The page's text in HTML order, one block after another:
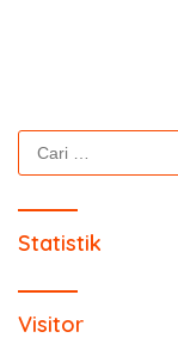
Cari
untuk:
Statistik
Visitor